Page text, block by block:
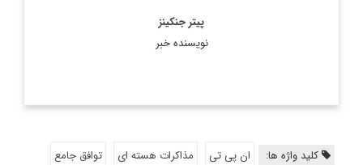
پیتر جنکینز
نویسنده خبر
کلید واژه ها: ان پی تی مذاکرات هسته ای
توافق جامع